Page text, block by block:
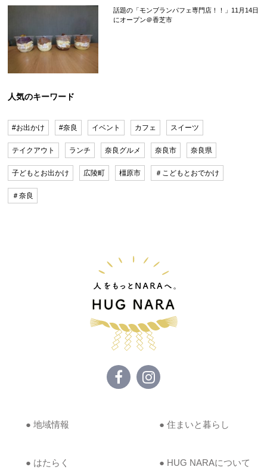
話題の「モンブランパフェ専門店！！」11月14日
にオープン＠香芝市
人気のキーワード
#お出かけ #奈良 イベント カフェ スイーツ
テイクアウト ランチ 奈良グルメ 奈良市 奈良県
子どもとお出かけ 広陵町 橿原市 ＃こどもとおでかけ
＃奈良
● 地域情報 ● 住まいと暮らし
● はたらく ● HUG NARAについて